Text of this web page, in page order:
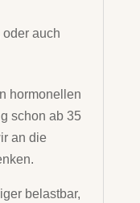
auch
hormonellen
schon ab 35
an die
belastbar,